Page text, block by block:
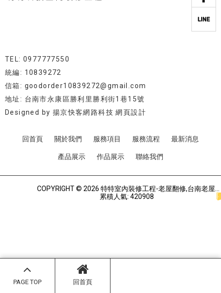
PAGE TOP 回首頁
TEL: 0977777550
統編: 10839272
信箱: goodorder10839272@gmail.com
地址: 台南市永康區勝利里勝利街1巷15號
Designed by 揚京快客網路科技 網頁設計
回首頁 關於我們 服務項目 服務流程 最新消息
產品展示 作品展示 聯絡我們
累積人氣: 420908